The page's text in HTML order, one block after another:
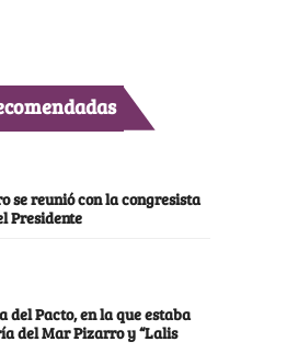
se reunió con la congresista
Presidente
Pacto, en la que estaba
del Mar Pizarro y “Lalis